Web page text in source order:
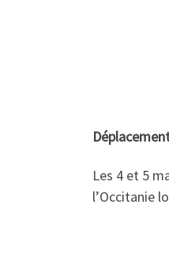
Les 4 et 5
l’Occitanie